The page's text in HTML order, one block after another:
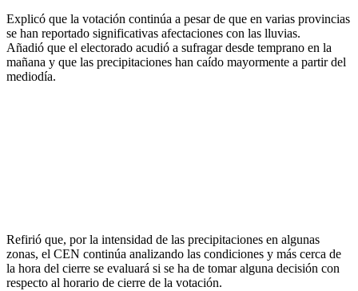
Explicó que la votación continúa a pesar de que en varias provincias
se han reportado significativas afectaciones con las lluvias.
Añadió que el electorado acudió a sufragar desde temprano en la
mañana y que las precipitaciones han caído mayormente a partir del
mediodía.
Refirió que, por la intensidad de las precipitaciones en algunas
zonas, el CEN continúa analizando las condiciones y más cerca de
la hora del cierre se evaluará si se ha de tomar alguna decisión con
respecto al horario de cierre de la votación.